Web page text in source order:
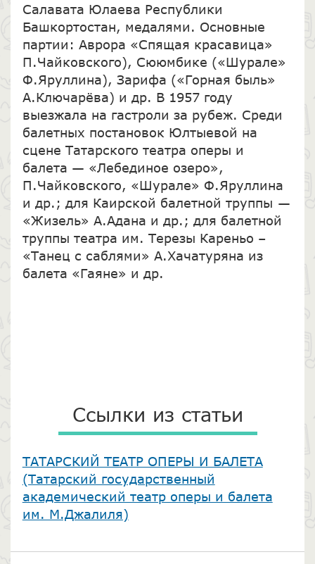
Салавата Юлаева Республики
Башкортостан, медалями. Основные
партии: Аврора «Спящая красавица»
П.Чайковского), Сююмбике («Шурале»
Ф.Яруллина), Зарифа («Горная быль»
А.Ключарёва) и др. В 1957 году
выезжала на гастроли за рубеж. Среди
балетных постановок Юлтыевой на
сцене Татарского театра оперы и
балета — «Лебединое озеро»,
П.Чайковского, «Шурале» Ф.Яруллина
и др.; для Каирской балетной труппы —
«Жизель» А.Адана и др.; для балетной
труппы театра им. Терезы Кареньо –
«Танец с саблями» А.Хачатуряна из
балета «Гаяне» и др.
Ссылки из статьи
​ТАТАРСКИЙ ТЕАТР ОПЕРЫ И БАЛЕТА
(Татарский государственный
академический театр оперы и балета
им. М.Джалиля)